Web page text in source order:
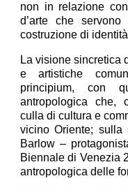
non in relazione
d’arte che
costruzione di
La visione sincretica
e artistiche
principium, con
antropologica che,
culla di cultura e
vicino Oriente; sulla
Barlow –
Biennale di Venezia
antropologica delle